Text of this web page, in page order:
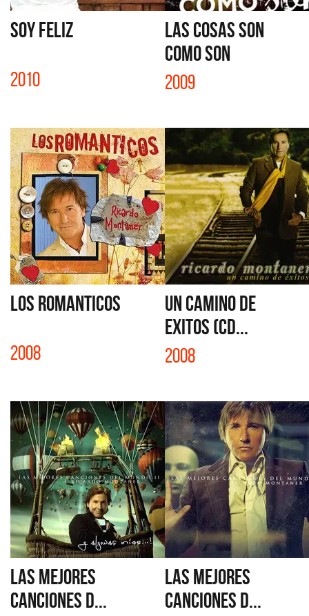
SOY FELIZ
2010
LAS COSAS SON
COMO SON
2009
LOS ROMANTICOS
2008
UN CAMINO DE
EXITOS (CD...
2008
LAS MEJORES
CANCIONES D...
LAS MEJORES
CANCIONES D...